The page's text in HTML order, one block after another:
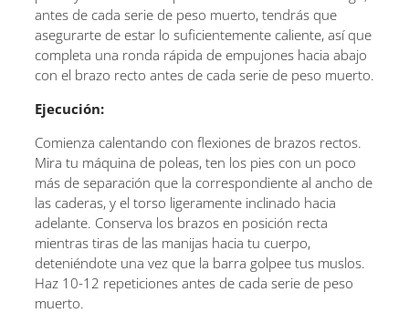
antes de cada serie de peso muerto, tendrás que
asegurarte de estar lo suficientemente caliente, así que
completa una ronda rápida de empujones hacia abajo
con el brazo recto antes de cada serie de peso muerto.
Ejecución:
Comienza calentando con flexiones de brazos rectos.
Mira tu máquina de poleas, ten los pies con un poco
más de separación que la correspondiente al ancho de
las caderas, y el torso ligeramente inclinado hacia
adelante. Conserva los brazos en posición recta
mientras tiras de las manijas hacia tu cuerpo,
deteniéndote una vez que la barra golpee tus muslos.
Haz 10-12 repeticiones antes de cada serie de peso
muerto.